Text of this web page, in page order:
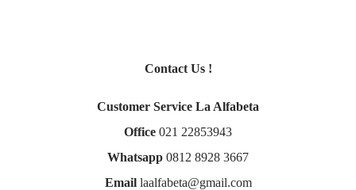
Contact Us !
Customer Service La Alfabeta
Office 021 22853943
Whatsapp 0812 8928 3667
Emaillaalfabeta@gmail.com